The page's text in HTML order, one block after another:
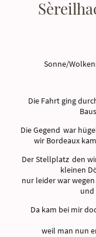
Sonne/
Die Fahrt ging
Die Gegend war
wir Bordeaux
Der Stellplatz den
kleinen
nur leider war
und
Da kam bei mir
weil man nun